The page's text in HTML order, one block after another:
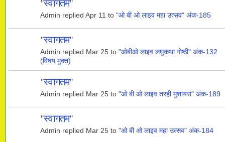
Admin replied Apr 11 to "ओ बी ओ लाइव महा उत्सव" अंक-185
"स्वागतम"
Admin replied Mar 25 to "ओबीओ लाइव लघुकथा गोष्ठी" अंक-132
(विषय मुक्त)
"स्वागतम"
Admin replied Mar 25 to "ओ बी ओ लाइव तरही मुशायरा" अंक-189
"स्वागतम"
Admin replied Mar 25 to "ओ बी ओ लाइव महा उत्सव" अंक-184